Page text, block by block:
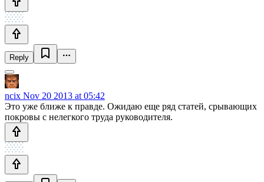
Reply
ncix Nov 20 2013 at 05:42
Это уже ближе к правде. Ожидаю еще ряд статей, срывающих
покровы с нелегкого труда руководителя.